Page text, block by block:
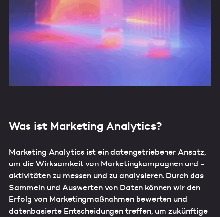
Was ist Marketing Analytics?
Marketing Analytics ist ein datengetriebener Ansatz,
um die Wirksamkeit von Marketingkampagnen und -
aktivitäten zu messen und zu analysieren. Durch das
Sammeln und Auswerten von Daten können wir den
Erfolg von Marketingmaßnahmen bewerten und
datenbasierte Entscheidungen treffen, um zukünftige